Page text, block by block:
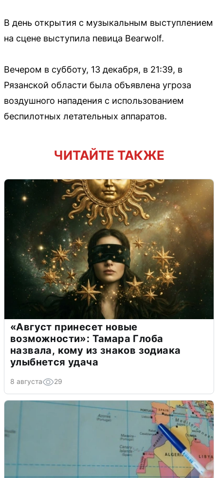
В день открытия с музыкальным выступлением
на сцене выступила певица Bearwolf.
Вечером в субботу, 13 декабря, в 21:39, в
Рязанской области была объявлена угроза
воздушного нападения с использованием
беспилотных летательных аппаратов.
ЧИТАЙТЕ ТАКЖЕ
«Август принесет новые
возможности»: Тамара Глоба
назвала, кому из знаков зодиака
улыбнется удача
8 августа 29